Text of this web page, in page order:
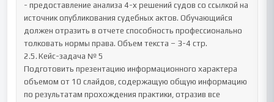
- предоставление анализа 4-х решений судов со ссылкой на
источник опубликования судебных актов. Обучающийся
должен отразить в отчете способность профессионально
толковать нормы права. Объем текста – 3-4 стр.
2.5.	Кейс-задача № 5
Подготовить презентацию информационного характера
объемом от 10 слайдов, содержащую общую информацию
по результатам прохождения практики, отразив все